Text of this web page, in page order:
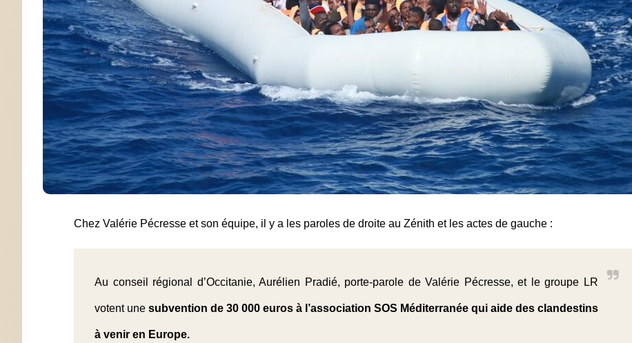
Chez Valérie Pécresse et son équipe, il y a les paroles de droite au Zénith et les actes de gauche :
Au conseil régional d’Occitanie, Aurélien Pradié, porte-parole de Valérie Pécresse, et le groupe LR
votent une subvention de 30 000 euros à l’association SOS Méditerranée qui aide des clandestins
à venir en Europe.